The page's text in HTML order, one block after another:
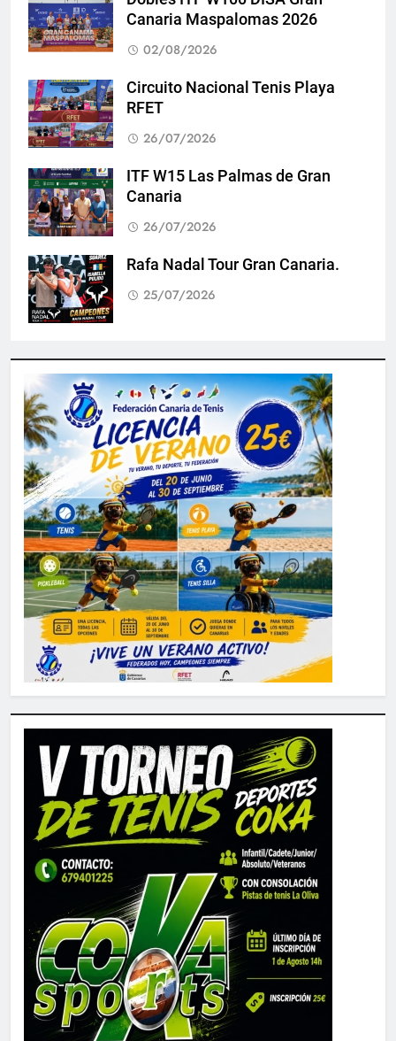
Canaria Maspalomas 2026
02/08/2026
Circuito Nacional Tenis Playa
RFET
26/07/2026
ITF W15 Las Palmas de Gran
Canaria
26/07/2026
Rafa Nadal Tour Gran Canaria.
25/07/2026